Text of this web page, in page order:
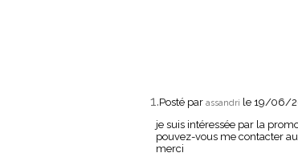
1.Posté par assandri le 19/06/
je suis intéressée par la
pouvez-vous me contacter
merci